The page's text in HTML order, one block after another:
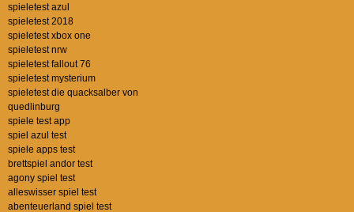
spieletest azul
spieletest 2018
spieletest xbox one
spieletest nrw
spieletest fallout 76
spieletest mysterium
spieletest die quacksalber von
quedlinburg
spiele test app
spiel azul test
spiele apps test
brettspiel andor test
agony spiel test
alleswisser spiel test
abenteuerland spiel test